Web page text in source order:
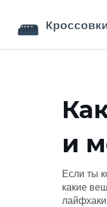
и
Если ты
какие